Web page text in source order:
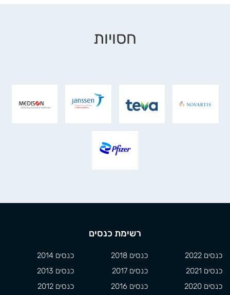
חסויות
רשימת כנסים
כנסים 2022
כנסים 2021
כנסים 2020
כנסים 2018
כנסים 2017
כנסים 2016
כנסים 2014
כנסים 2013
כנסים 2012